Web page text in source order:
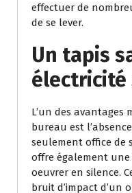
effectuer de
de se lever.
Un tapis
L’un des avantages
bureau est
seulement office de
offre également
oeuvrer en silence.
bruit d’impact d’un